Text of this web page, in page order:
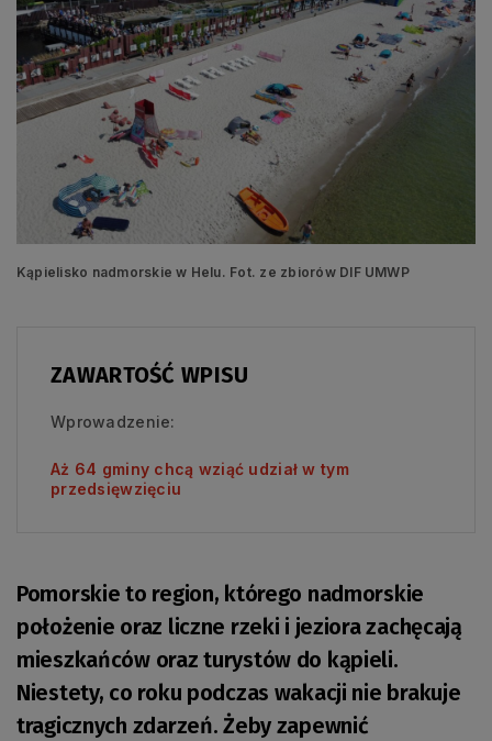
Kąpielisko nadmorskie w Helu. Fot. ze zbiorów DIF UMWP
ZAWARTOŚĆ WPISU
Wprowadzenie:
Aż 64 gminy chcą wziąć udział w tym
przedsięwzięciu
Pomorskie to region, którego nadmorskie
położenie oraz liczne rzeki i jeziora zachęcają
mieszkańców oraz turystów do kąpieli.
Niestety, co roku podczas wakacji nie brakuje
tragicznych zdarzeń. Żeby zapewnić